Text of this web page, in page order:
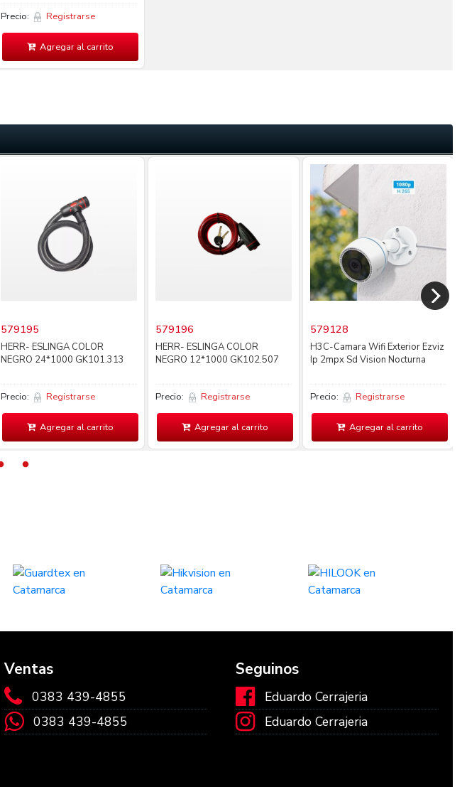
Precio:
Registrarse
Agregar al carrito
579195
HERR- ESLINGA COLOR
NEGRO 24*1000 GK101.313
Precio: Registrarse
Agregar al carrito
579196
HERR- ESLINGA COLOR
NEGRO 12*1000 GK102.507
Precio: Registrarse
Agregar al carrito
579128
H3C-Camara Wifi Exterior Ezviz
Ip 2mpx Sd Vision Nocturna
Precio: Registrarse
Agregar al carrito
Ventas
0383 439-4855
0383 439-4855
Seguinos
Eduardo Cerrajeria
Eduardo Cerrajeria